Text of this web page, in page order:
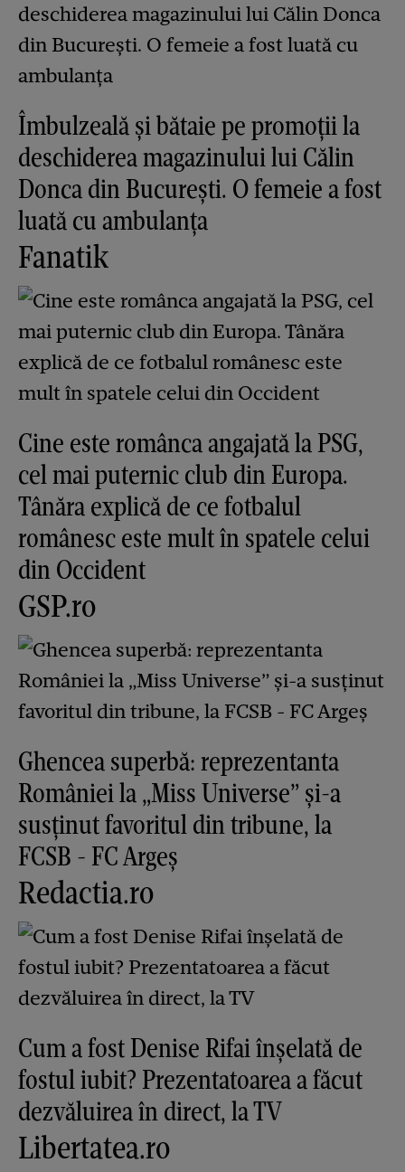
Îmbulzeală și bătaie pe promoții la
deschiderea magazinului lui Călin
Donca din București. O femeie a fost
luată cu ambulanța
Fanatik
Cine este românca angajată la PSG,
cel mai puternic club din Europa.
Tânăra explică de ce fotbalul
românesc este mult în spatele celui
din Occident
GSP.ro
Ghencea superbă: reprezentanta
României la „Miss Universe” și-a
susținut favoritul din tribune, la
FCSB - FC Argeș
Redactia.ro
Cum a fost Denise Rifai înșelată de
fostul iubit? Prezentatoarea a făcut
dezvăluirea în direct, la TV
Libertatea.ro